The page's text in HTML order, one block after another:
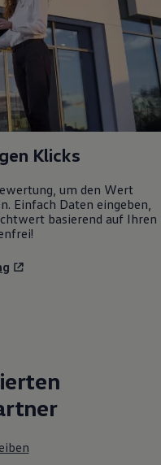
Klicks
um den Wert
Einfach Daten eingeben,
basierend auf Ihren